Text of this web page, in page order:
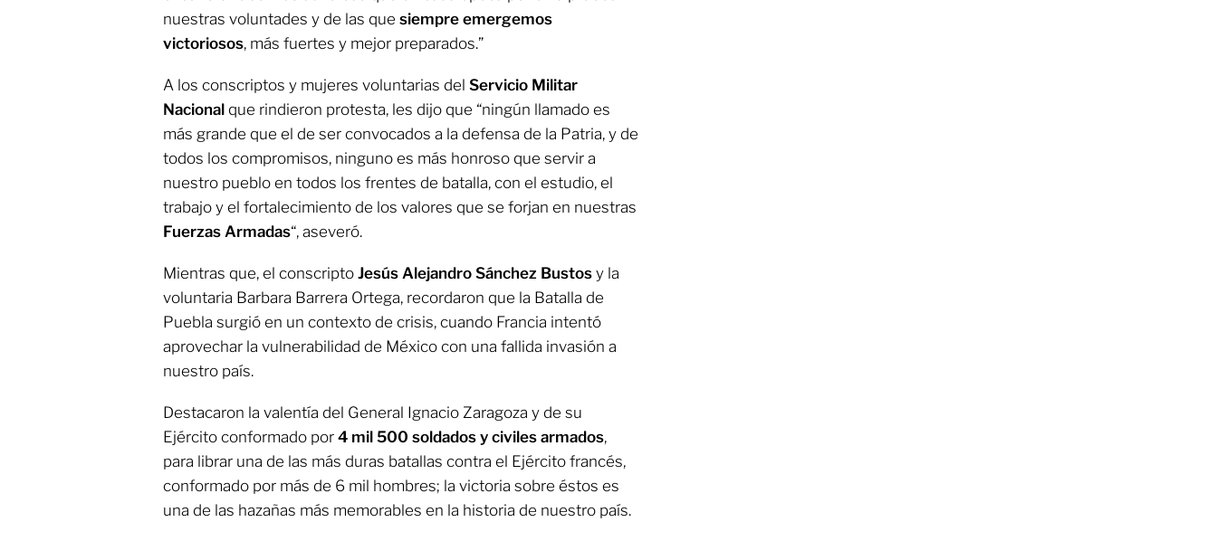
nuestras voluntades y de las que siempre emergemos
victoriosos, más fuertes y mejor preparados.”
A los conscriptos y mujeres voluntarias del Servicio Militar
Nacional que rindieron protesta, les dijo que “ningún llamado es
más grande que el de ser convocados a la defensa de la Patria, y de
todos los compromisos, ninguno es más honroso que servir a
nuestro pueblo en todos los frentes de batalla, con el estudio, el
trabajo y el fortalecimiento de los valores que se forjan en nuestras
Fuerzas Armadas“, aseveró.
Mientras que, el conscripto Jesús Alejandro Sánchez Bustos y la
voluntaria Barbara Barrera Ortega, recordaron que la Batalla de
Puebla surgió en un contexto de crisis, cuando Francia intentó
aprovechar la vulnerabilidad de México con una fallida invasión a
nuestro país.
Destacaron la valentía del General Ignacio Zaragoza y de su
Ejército conformado por 4 mil 500 soldados y civiles armados,
para librar una de las más duras batallas contra el Ejército francés,
conformado por más de 6 mil hombres; la victoria sobre éstos es
una de las hazañas más memorables en la historia de nuestro país.